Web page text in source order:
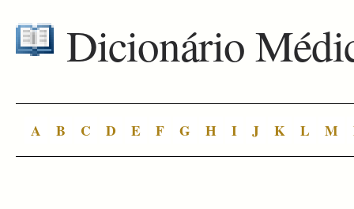
Dicionário
A B C D E F G H I J K L M